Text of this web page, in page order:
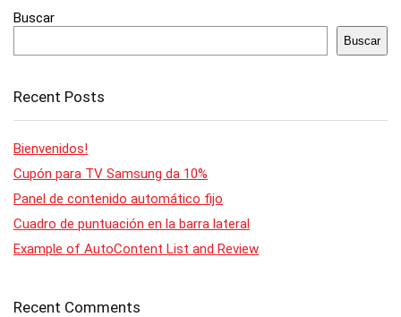
Buscar
Buscar
Recent Posts
Bienvenidos!
Cupón para TV Samsung da 10%
Panel de contenido automático fijo
Cuadro de puntuación en la barra lateral
Example of AutoContent List and Review
Recent Comments